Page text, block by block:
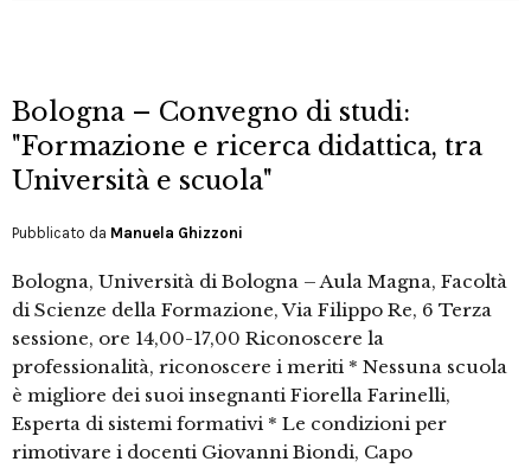
Bologna – Convegno di studi:
"Formazione e ricerca didattica, tra
Università e scuola"
Pubblicato da Manuela Ghizzoni
Bologna, Università di Bologna – Aula Magna, Facoltà
di Scienze della Formazione, Via Filippo Re, 6 Terza
sessione, ore 14,00-17,00 Riconoscere la
professionalità, riconoscere i meriti * Nessuna scuola
è migliore dei suoi insegnanti Fiorella Farinelli,
Esperta di sistemi formativi * Le condizioni per
rimotivare i docenti Giovanni Biondi, Capo